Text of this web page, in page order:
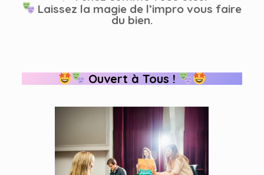
Laissez la magie de l’impro vous faire
du bien.
Ouvert à Tous !